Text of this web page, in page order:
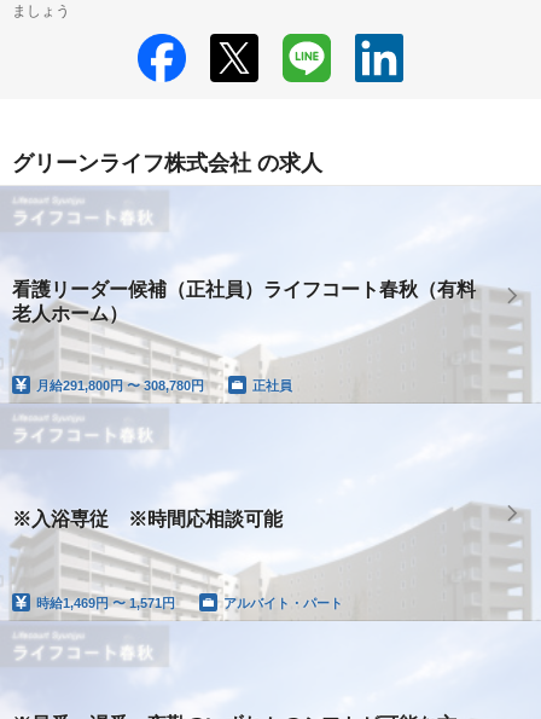
ましょう
グリーンライフ株式会社 の求人
看護リーダー候補（正社員）ライフコート春秋（有料
老人ホーム）
月給291,800円 〜 308,780円 正社員
※入浴専従 ※時間応相談可能
時給1,469円 〜 1,571円 アルバイト・パート